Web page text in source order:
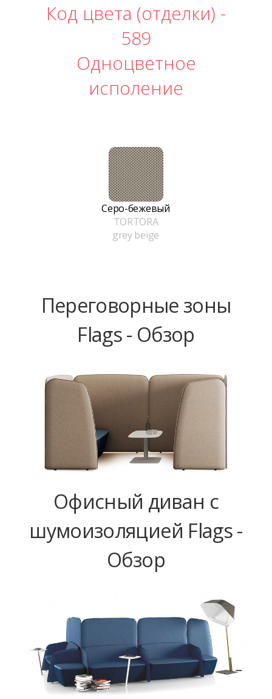
Код цвета (отделки) -
589
Одноцветное
исполение
Серо-бежевый
TORTORA
grey beige
Переговорные зоны
Flags - Обзор
Офисный диван с
шумоизоляцией Flags -
Обзор